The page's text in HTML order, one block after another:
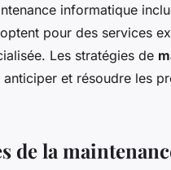
informatique
pour des services
Les stratégies de
anticiper et résoudre les
de la